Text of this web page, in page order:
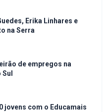
Erika Linhares e
na Serra
de empregos na
jovens com o Educamais